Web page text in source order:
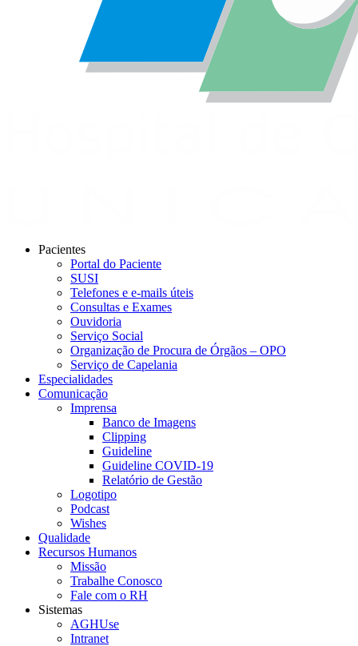
Pacientes
Portal do Paciente
SUSI
Telefones e e-mails úteis
Consultas e Exames
Ouvidoria
Serviço Social
Organização de Procura de Órgãos – OPO
Serviço de Capelania
Especialidades
Comunicação
Imprensa
Banco de Imagens
Clipping
Guideline
Guideline COVID-19
Relatório de Gestão
Logotipo
Podcast
Wishes
Qualidade
Recursos Humanos
Missão
Trabalhe Conosco
Fale com o RH
Sistemas
AGHUse
Intranet